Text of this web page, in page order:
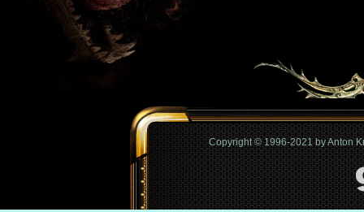
Copyright © 1996-2021 by Anton